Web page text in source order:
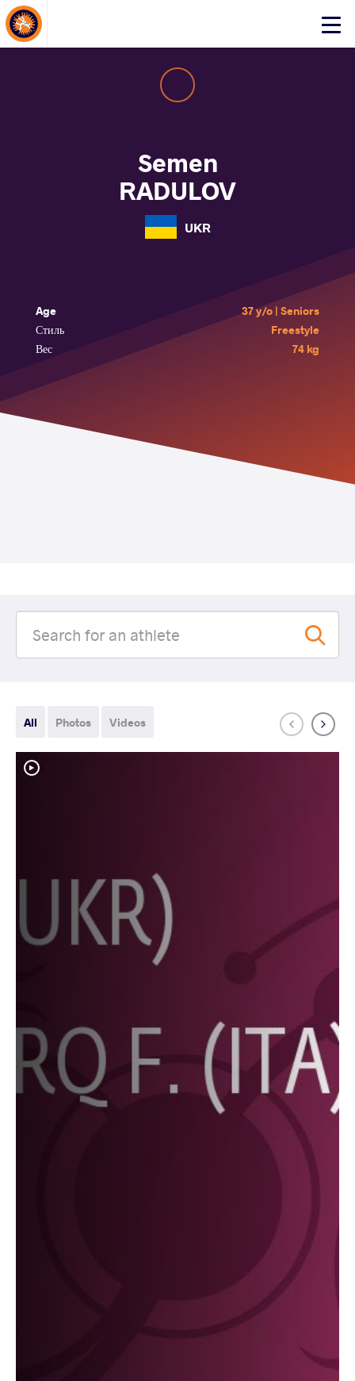
Click
About Events
Semen
RADULOV
UKR
Age
37 y/o | Seniors
Стиль
Freestyle
Вес
74 kg
All Photos Videos